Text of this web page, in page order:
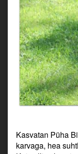
Kasvatan Püha
karvaga, hea